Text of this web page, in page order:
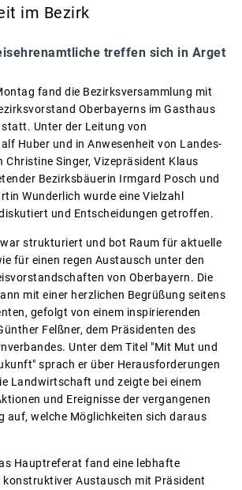
im Bezirk
treffen sich in Arget
fand die Bezirksversammlung mit
Oberbayerns im Gasthaus
Unter der Leitung von
Huber und in Anwesenheit von Landes-
Christine Singer, Vizepräsident Klaus
Bezirksbäuerin Irmgard Posch und
Wunderlich wurde eine Vielzahl
und Entscheidungen getroffen.
war strukturiert und bot Raum für aktuelle
für einen regen Austausch unter den
von Oberbayern. Die
mit einer herzlichen Begrüßung seitens
gefolgt von einem inspirierenden
Felßner, dem Präsidenten des
Unter dem Titel "Mit Mut und
sprach er über Herausforderungen
Landwirtschaft und zeigte bei einem
und Ereignisse der vergangenen
auf, welche Möglichkeiten sich daraus
Hauptreferat fand eine lebhafte
konstruktiver Austausch mit Präsident